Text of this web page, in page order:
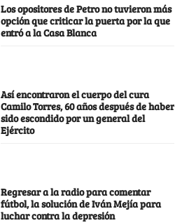
Los opositores de Petro no tuvieron más
opción que criticar la puerta por la que
entró a la Casa Blanca
Así encontraron el cuerpo del cura
Camilo Torres, 60 años después de haber
sido escondido por un general del
Ejército
Regresar a la radio para comentar
fútbol, la solución de Iván Mejía para
luchar contra la depresión